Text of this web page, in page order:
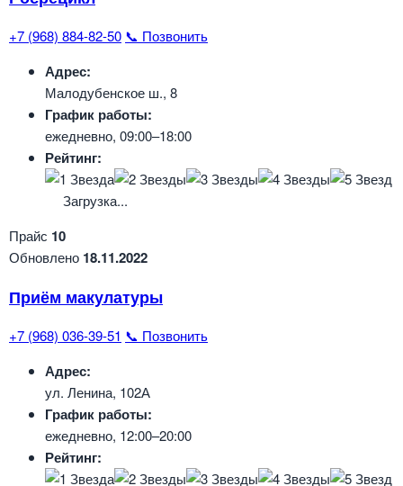
+7 (968) 884-82-50 📞 Позвонить
Адрес:
Малодубенское ш., 8
График работы:
ежедневно, 09:00–18:00
Рейтинг:
Загрузка...
Прайс 10
Обновлено 18.11.2022
Приём макулатуры
+7 (968) 036-39-51 📞 Позвонить
Адрес:
ул. Ленина, 102А
График работы:
ежедневно, 12:00–20:00
Рейтинг: